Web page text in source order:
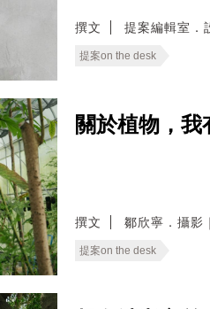
撰文 提案編輯室．
提案on the desk
關於植物，
撰文 鄒欣寧．攝影
提案on the desk